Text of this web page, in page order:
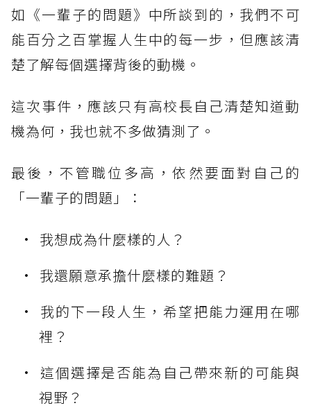
如《一輩子的問題》中所談到的，我們不可
能百分之百掌握人生中的每一步，但應該清
楚了解每個選擇背後的動機。
這次事件，應該只有高校長自己清楚知道動
機為何，我也就不多做猜測了。
最後，不管職位多高，依然要面對自己的
「一輩子的問題」：
我想成為什麼樣的人？
我還願意承擔什麼樣的難題？
我的下一段人生，希望把能力運用在哪
裡？
這個選擇是否能為自己帶來新的可能與
視野？